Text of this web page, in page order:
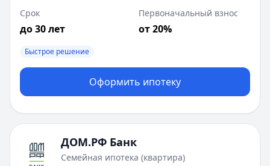
Срок
до 30 лет
Первоначальный взнос
от 20%
Быстрое решение
Оформить ипотеку
ДОМ.РФ Банк
Семейная ипотека (квартира)